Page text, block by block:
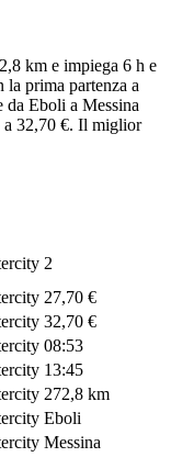
km e impiega 6 h e
prima partenza a
da Eboli a Messina
a 32,70 €. Il miglior
2
27,70 €
32,70 €
08:53
13:45
272,8 km
Eboli
Messina